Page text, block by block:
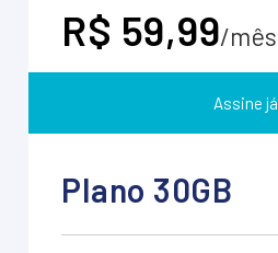
R$ 59,99/mês
Assine já
Plano 30GB